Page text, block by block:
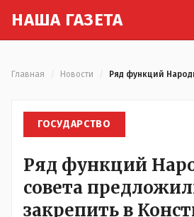
НАША ГАЗЕТА
Главная Новости
ГОСУДАРСТВО
Ряд функций
совета
закрепить в